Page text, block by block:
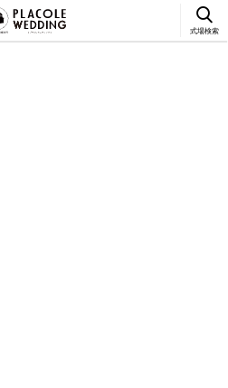
式場検索